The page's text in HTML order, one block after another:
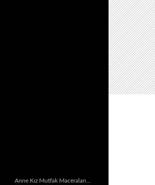
Anne Kız Mutfak Maceraları…